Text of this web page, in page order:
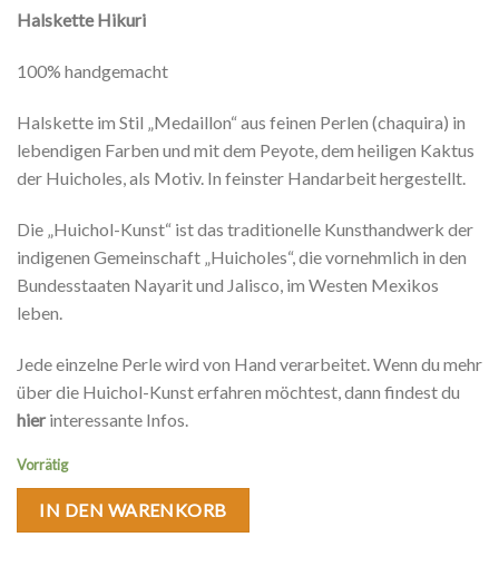
Halskette Hikuri
100% handgemacht
Halskette im Stil „Medaillon“ aus feinen Perlen (chaquira) in
lebendigen Farben und mit dem Peyote, dem heiligen Kaktus
der Huicholes, als Motiv. In feinster Handarbeit hergestellt.
Die „Huichol-Kunst“ ist das traditionelle Kunsthandwerk der
indigenen Gemeinschaft „Huicholes“, die vornehmlich in den
Bundesstaaten Nayarit und Jalisco, im Westen Mexikos
leben.
Jede einzelne Perle wird von Hand verarbeitet. Wenn du mehr
über die Huichol-Kunst erfahren möchtest, dann findest du
hier interessante Infos.
Vorrätig
IN DEN WARENKORB